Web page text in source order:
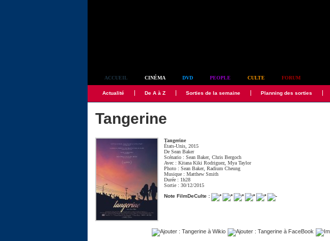
ACCUEIL CINÉMA DVD PEOPLE CULTE FORUM
Actualité De A à Z Sorties de la semaine Planning des sorties
Tangerine
Tangerine
États-Unis, 2015
DeSean Baker
Scénario :Sean Baker,Chris Bergoch
Avec :Kitana Kiki Rodriguez ,Mya Taylor
Photo :Sean Baker,Radium Cheung
Musique :Matthew Smith
Durée : 1h28
Sortie : 30/12/2015
Note FilmDeCulte :